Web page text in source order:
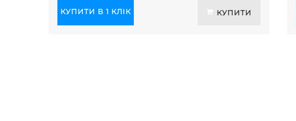
КУПИТИ В 1 КЛІК КУПИТИ